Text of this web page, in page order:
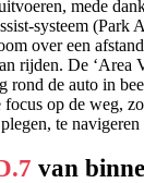
mede
systeem (Park
over een
rijden. De ‘Area
rond de auto in
op de weg,
te
van